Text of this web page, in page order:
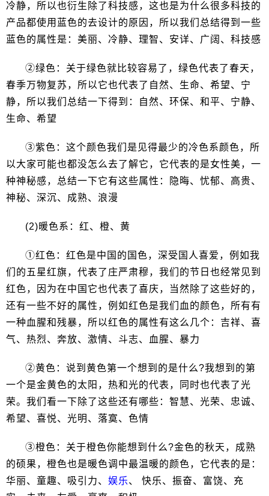
冷静，所以也衍生除了科技感，这也是为什么很多科技的
产品都使用蓝色的去设计的原因，所以我们总结得到一些
蓝色的属性是：美丽、冷静、理智、安详、广阔、科技感
②绿色：关于绿色就比较容易了，绿色代表了春天，
春季万物复苏，所以它也代表了自然、生命、希望、宁
静，所以我们总结一下得到：自然、环保、和平、宁静、
生命、希望
③紫色：这个颜色我们是见得最少的冷色系颜色，所
以大家可能也都没怎么去了解它，它代表的是女性美，一
种神秘感，总结一下它有这些属性：隐晦、忧郁、高贵、
神秘、深沉、成熟、浪漫
(2)暖色系：红、橙、黄
①红色：红色是中国的国色，深受国人喜爱，例如我
们的五星红旗，代表了庄严肃穆，我们的节日也经常见到
红色，因为在中国它也代表了喜庆，当然除了这些好的，
还有一些不好的属性，例如红色是我们血的颜色，所有有
一种血腥和残暴，所以红色的属性有这么几个：吉祥、喜
气、热烈、奔放、激情、斗志、血腥、暴力
②黄色：说到黄色第一个想到的是什么?我想到的第
一个是金黄色的太阳，热和光的代表，同时也代表了光
荣。我们看一下除了这些还有哪些：智慧、光荣、忠诚、
希望、喜悦、光明、落寞、色情
③橙色：关于橙色你能想到什么?金色的秋天，成熟
的硕果，橙色也是暖色调中最温暖的颜色，它代表的是：
华丽、童趣、吸引力、 娱乐、 快乐、振奋、富饶、充